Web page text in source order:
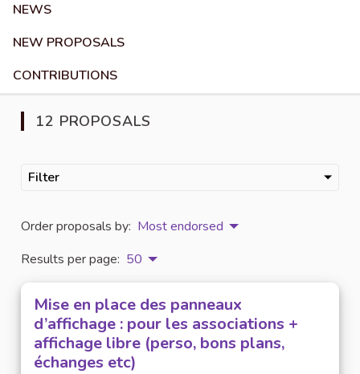
NEWS
NEW PROPOSALS
CONTRIBUTIONS
12 PROPOSALS
Filter
Order proposals by: Most endorsed
Results per page: 50
Mise en place des panneaux
d’affichage : pour les associations +
affichage libre (perso, bons plans,
échanges etc)